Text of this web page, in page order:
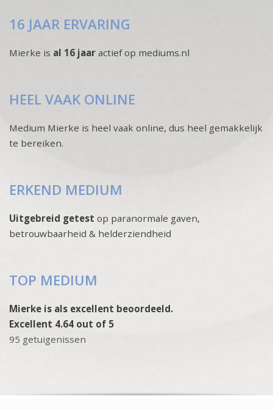
16 JAAR ERVARING
Mierke is al 16 jaar actief op mediums.nl
HEEL VAAK ONLINE
Medium Mierke is heel vaak online, dus heel gemakkelijk
te bereiken.
ERKEND MEDIUM
Uitgebreid getest op paranormale gaven,
betrouwbaarheid & helderziendheid
TOP MEDIUM
Mierke is als excellent beoordeeld.
Excellent 4.64 out of 5
95 getuigenissen